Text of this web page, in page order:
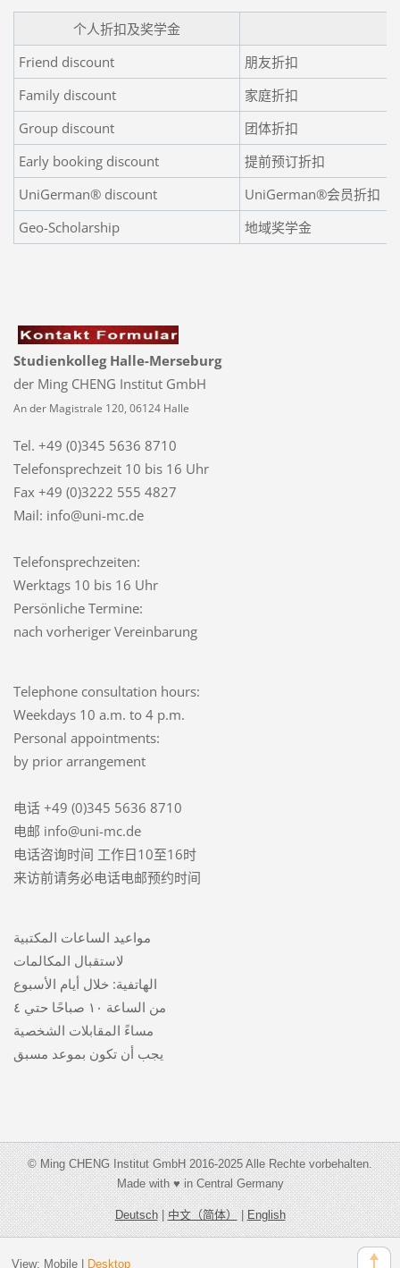
个人折扣及奖学金
Friend discount
朋友折扣
Family discount
家庭折扣
Group discount
团体折扣
Early booking discount
提前预订折扣
UniGerman® discount
UniGerman®会员折扣
Geo-Scholarship
地域奖学金
Studienkolleg Halle-Merseburg
der Ming CHENG Institut GmbH
An der Magistrale 120, 06124 Halle
Tel. +49 (0)345 5636 8710
Telefonsprechzeit 10 bis 16 Uhr
Fax +49 (0)3222 555 4827
Mail: info@uni-mc.de
Telefonsprechzeiten:
Werktags 10 bis 16 Uhr
Persönliche Termine:
nach vorheriger Vereinbarung
Telephone consultation hours:
Weekdays 10 a.m. to 4 p.m.
Personal appointments:
by prior arrangement
电话 +49 (0)345 5636 8710
电邮 info@uni-mc.de
电话咨询时间 工作日10至16时
来访前请务必电话电邮预约时间
مواعيد الساعات المكتبية
لاستقبال المكالمات
الهاتفية: خلال أيام الأسبوع
من الساعة ١٠ صباحًا حتي ٤
مساءً المقابلات الشخصية
يجب أن تكون بموعد مسبق
© Ming CHENG Institut GmbH 2016-2025 Alle Rechte vorbehalten.
Made with ♥ in Central Germany
Deutsch|中文（简体）|English
View: Mobile| Desktop